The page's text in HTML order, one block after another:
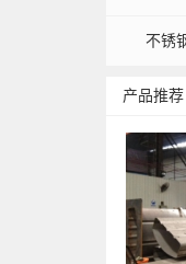
不锈
产品推荐